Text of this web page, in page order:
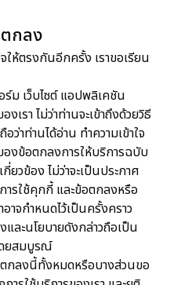
กลง
ให้ตรงกันอีกครั้ง เราขอเรียน
ม เว็บไซต์ แอปพลิเคชัน
เรา ไม่ว่าท่านจะเข้าถึงด้วยวิธี
าท่านได้อ่าน ทำความเข้าใจ
งข้อตกลงการให้บริการฉบับ
วข้อง ไม่ว่าจะเป็นประกาศ
ารใช้คุกกี้ และข้อตกลงหรือ
าจกำหนดไว้เป็นครั้งคราว
ละนโยบายดังกล่าวถือเป็น
ยสมบูรณ์
กลงนี้ทั้งหมดหรือบางส่วนขอ